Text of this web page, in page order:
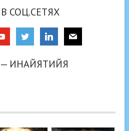
В СОЦ.СЕТЯХ
— ИНАЙЯТИЙЯ